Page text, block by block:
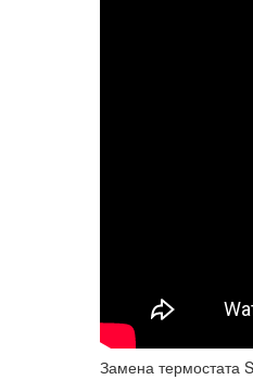
Замена термостата